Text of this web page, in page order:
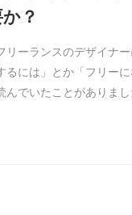
？
リーランスのデザイナー
るには」とか「フリーに
んでいたことがありま